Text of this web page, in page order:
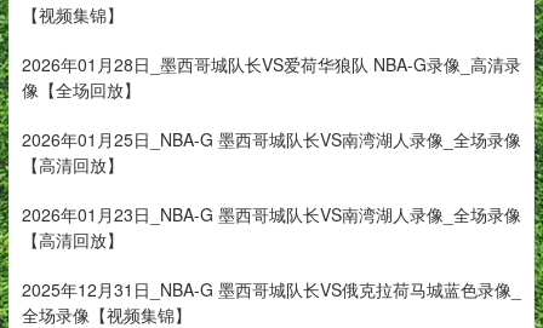
【视频集锦】
2026年01月28日_墨西哥城队长VS爱荷华狼队 NBA-G录像_高清录
像【全场回放】
2026年01月25日_NBA-G 墨西哥城队长VS南湾湖人录像_全场录像
【高清回放】
2026年01月23日_NBA-G 墨西哥城队长VS南湾湖人录像_全场录像
【高清回放】
2025年12月31日_NBA-G 墨西哥城队长VS俄克拉荷马城蓝色录像_
全场录像【视频集锦】